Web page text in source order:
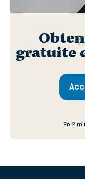
gratuite
En 2